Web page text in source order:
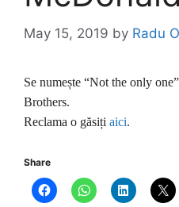
May 15, 2019 by Radu
Se numește “Not the only
Brothers.
Reclama o găsiți aici.
Share